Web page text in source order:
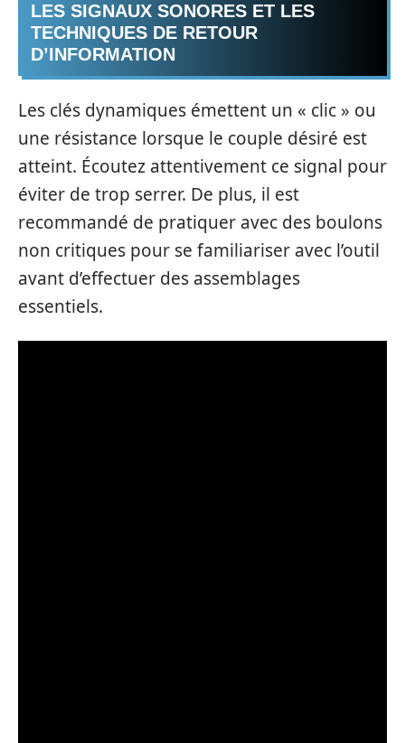
LES SIGNAUX SONORES ET LES
TECHNIQUES DE RETOUR
D’INFORMATION
Les clés dynamiques émettent un « clic » ou
une résistance lorsque le couple désiré est
atteint. Écoutez attentivement ce signal pour
éviter de trop serrer. De plus, il est
recommandé de pratiquer avec des boulons
non critiques pour se familiariser avec l’outil
avant d’effectuer des assemblages
essentiels.